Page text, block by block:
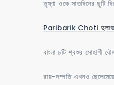
তৃষ্ণা ওকে সাতদিনের ছুটি
Paribarik Choti দুলাভাই
বাংলা চটি শ্বশুর সোহাগী
রায়-দম্পতি এখনও